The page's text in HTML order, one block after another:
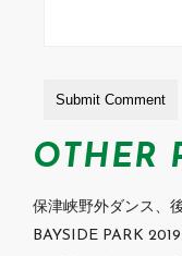
OTHER
保津峡野外ダンス、
BAYSIDE PARK